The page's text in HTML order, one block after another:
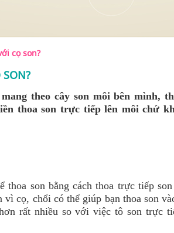
cọ son?
theo cây son môi bên mình,
thoa son trực tiếp lên môi chứ
thoa son bằng cách thoa trực tiếp
cọ, chổi có thể giúp bạn thoa son
rất nhiều so với việc tô son trực